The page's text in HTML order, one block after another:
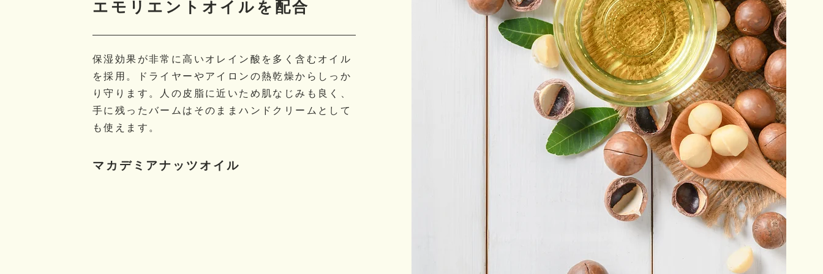
​エモリエントオイルを配合
保湿効果が非常に高いオレイン酸を多く含むオイル
を採用。ドライヤーやアイロンの熱乾燥からしっか
り守ります。人の皮脂に近いため肌なじみも良く、
手に残ったバームはそのままハンドクリームとして
も使えます。
マカデミアナッツオイル